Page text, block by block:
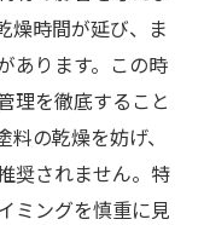
プローチ
響
特性
の選択
燥時間が延び、ま
あります。この時
理を徹底すること
の乾燥を妨げ、
奨されません。特
ミングを慎重に見